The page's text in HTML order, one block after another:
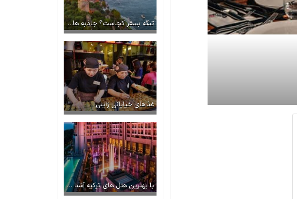
تنگه بسفر کجاست؟ جاذبه های دیدنی آن چیست؟
غذاهای خیابانی ژاپنی
با بهترین هتل های ترکیه آشنا شوید